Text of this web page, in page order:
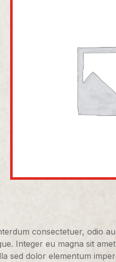
consectetuer, odio
Integer eu magna sit
sed dolor elementum